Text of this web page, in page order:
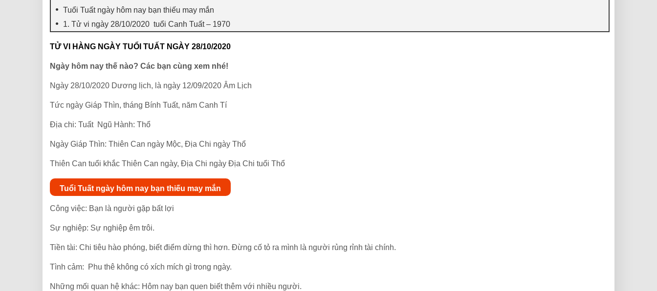
Tuổi Tuất ngày hôm nay bạn thiếu may mắn
1. Tử vi ngày 28/10/2020 tuổi Canh Tuất – 1970
TỬ VI HÀNG NGÀY TUỔI TUẤT NGÀY 28/10/2020
Ngày hôm nay thế nào? Các bạn cùng xem nhé!
Ngày 28/10/2020 Dương lịch, là ngày 12/09/2020 Âm Lịch
Tức ngày Giáp Thìn, tháng Bính Tuất, năm Canh Tí
Địa chi: Tuất Ngũ Hành: Thổ
Ngày Giáp Thìn: Thiên Can ngày Mộc, Địa Chi ngày Thổ
Thiên Can tuổi khắc Thiên Can ngày, Địa Chi ngày Địa Chi tuổi Thổ
Tuổi Tuất ngày hôm nay bạn thiếu may mắn
Công việc: Bạn là người gặp bất lợi
Sự nghiệp: Sự nghiệp êm trôi.
Tiền tài: Chi tiêu hào phóng, biết điểm dừng thì hơn. Đừng cố tỏ ra mình là người rủng rỉnh tài chính.
Tình cảm: Phu thê không có xích mích gì trong ngày.
Những mối quan hệ khác: Hôm nay bạn quen biết thêm với nhiều người.